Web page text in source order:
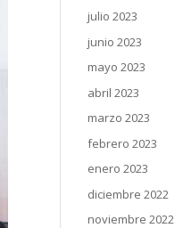
julio 2023
junio 2023
mayo 2023
abril 2023
marzo 2023
febrero 2023
enero 2023
diciembre 2022
noviembre 2022